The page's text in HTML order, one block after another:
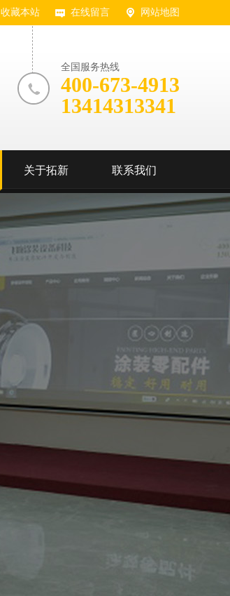
收藏本站 在线留言 网站地图
全国服务热线
400-673-4913
13414313341
关于拓新 联系我们